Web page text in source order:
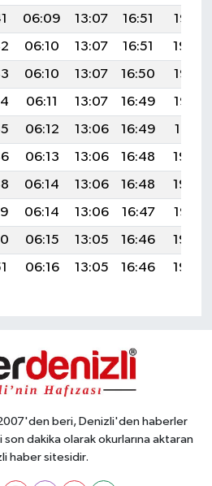
06:09 13:07 16:51
19:56
06:10 13:07 16:51
19:54
06:10 13:07 16:50
19:53
06:11 13:07 16:49
19:52
06:12 13:06 16:49
19:51
06:13 13:06 16:48
19:49
06:14 13:06 16:48
19:48
06:14 13:06 16:47
19:47
06:15 13:05 16:46
19:45
06:16 13:05 16:46 19:44
beri, Denizli'den haberler
dakika olarak okurlarına aktaran
haber sitesidir.